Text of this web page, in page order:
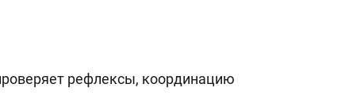
рефлексы, координацию